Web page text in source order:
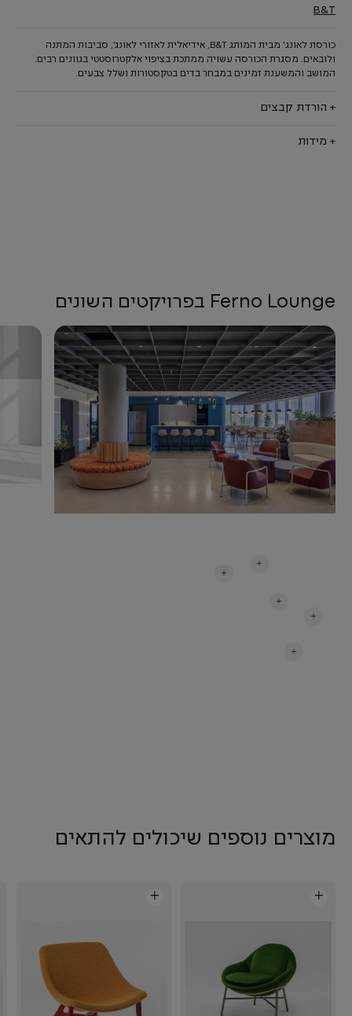
B&T
כורסת לאונג' מבית המותג B&T, אידיאלית לאזורי לאונג', סביבות המתנה
ולובאים. מסגרת הכורסה עשויה ממתכת בציפוי אלקטרוסטטי בגוונים רבים.
המושב והמשענת זמינים במבחר בדים בטקסטורות ושלל צבעים.
+ הורדת קבצים
+ מידות
Ferno Lounge בפרויקטים השונים
+
+
+
+
+
מוצרים נוספים שיכולים להתאים
+
+